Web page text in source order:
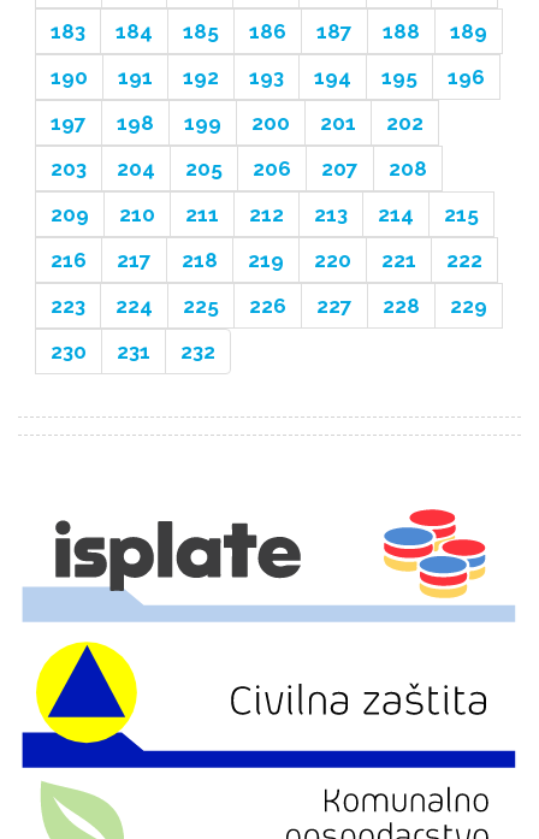
183
184 185 186 187 188
189
190
191 192 193 194 195
196
197
198 199 200 201
202
203
204 205 206 207
208
209
210 211 212 213 214
215
216
217 218 219 220 221
222
223
224 225 226 227 228
229
230
231 232